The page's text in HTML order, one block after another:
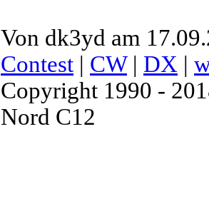
Von dk3yd am
Contest | CW| DX |
Copyright 1990 -
Nord C12